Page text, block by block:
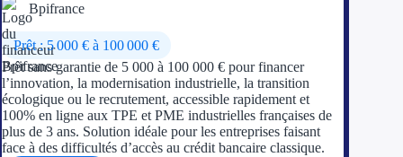
Bpifrance
Prêt : 5 000 € à 100 000 €
Prêt sans garantie de 5 000 à 100 000 € pour financer
l’innovation, la modernisation industrielle, la transition
écologique ou le recrutement, accessible rapidement et
100% en ligne aux TPE et PME industrielles françaises de
plus de 3 ans. Solution idéale pour les entreprises faisant
face à des difficultés d’accès au crédit bancaire classique.